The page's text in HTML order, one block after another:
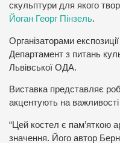
скульптури для якого
Йоган Георг Пінзель.
Організаторами
Департамент з питань
Львівської ОДА.
Виставка представляє
акцентують на
“Цей костел є пам’яткою
значення. Його автор